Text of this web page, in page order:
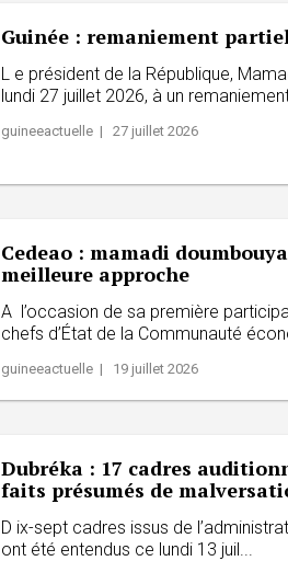
Guinée : remaniement
L e président de la République,
lundi 27 juillet 2026, à un
guineeactuelle | 27 juillet 2026
Cedeao : mamadi
meilleure approche
A l’occasion de sa première
chefs d’État de la Communauté
guineeactuelle | 19 juillet 2026
Dubréka : 17 cadres
faits présumés de
D ix-sept cadres issus de
ont été entendus ce lundi 13 juil...